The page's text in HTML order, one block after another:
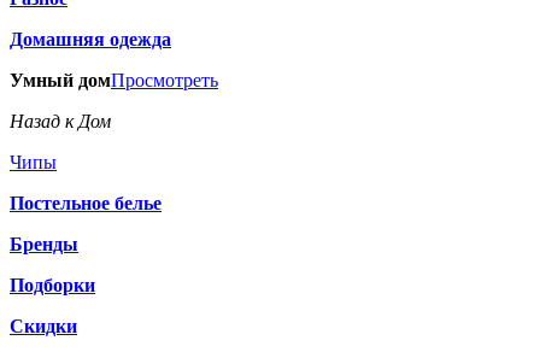
Домашняя одежда
Умный домПросмотреть
Назад к Дом
Чипы
Постельное белье
Бренды
Подборки
Скидки